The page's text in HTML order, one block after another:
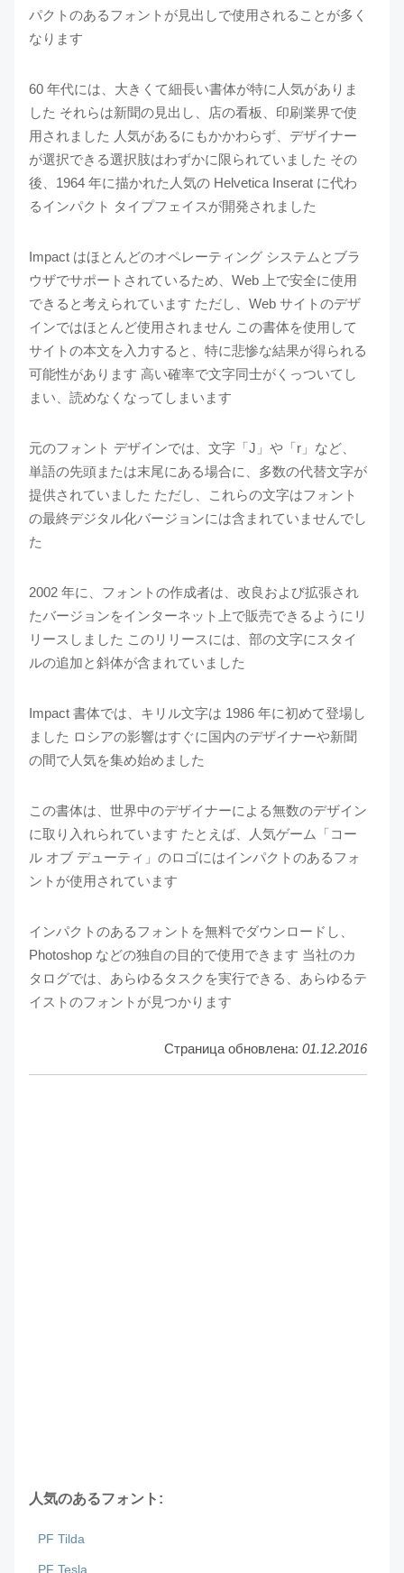
パクトのあるフォントが見出しで使用されることが多く
なります
60 年代には、大きくて細長い書体が特に人気がありま
した それらは新聞の見出し、店の看板、印刷業界で使
用されました 人気があるにもかかわらず、デザイナー
が選択できる選択肢はわずかに限られていました その
後、1964 年に描かれた人気の Helvetica Inserat に代わ
るインパクト タイプフェイスが開発されました
Impact はほとんどのオペレーティング システムとブラ
ウザでサポートされているため、Web 上で安全に使用
できると考えられています ただし、Web サイトのデザ
インではほとんど使用されません この書体を使用して
サイトの本文を入力すると、特に悲惨な結果が得られる
可能性があります 高い確率で文字同士がくっついてし
まい、読めなくなってしまいます
元のフォント デザインでは、文字「J」や「r」など、
単語の先頭または末尾にある場合に、多数の代替文字が
提供されていました ただし、これらの文字はフォント
の最終デジタル化バージョンには含まれていませんでし
た
2002 年に、フォントの作成者は、改良および拡張され
たバージョンをインターネット上で販売できるようにリ
リースしました このリリースには、部の文字にスタイ
ルの追加と斜体が含まれていました
Impact 書体では、キリル文字は 1986 年に初めて登場し
ました ロシアの影響はすぐに国内のデザイナーや新聞
の間で人気を集め始めました
この書体は、世界中のデザイナーによる無数のデザイン
に取り入れられています たとえば、人気ゲーム「コー
ル オブ デューティ」のロゴにはインパクトのあるフォ
ントが使用されています
インパクトのあるフォントを無料でダウンロードし、
Photoshop などの独自の目的で使用できます 当社のカ
タログでは、あらゆるタスクを実行できる、あらゆるテ
イストのフォントが見つかります
Страница обновлена: 01.12.2016
人気のあるフォント:
PF Tilda
PF Tesla